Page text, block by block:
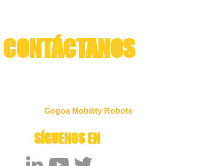
CONTÁCTANOS
Gogoa Mobility Robots
SÍGUENOS EN